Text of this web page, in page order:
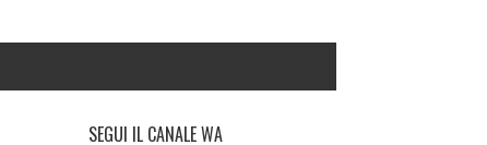
SEGUI IL CANALE WA